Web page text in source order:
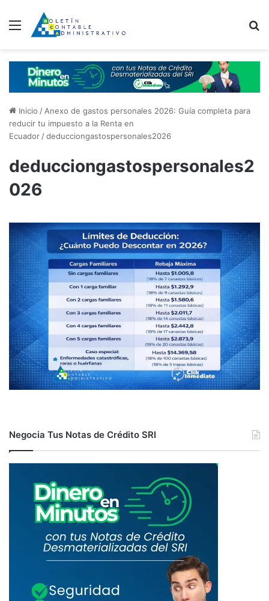
Menú
Inicio / Anexo de gastos personales 2026: Guía completa para
reducir tu impuesto a la Renta en
Ecuador /deducciongastospersonales2026
deducciongastospersonales2
026
Negocia Tus Notas de Crédito SRI